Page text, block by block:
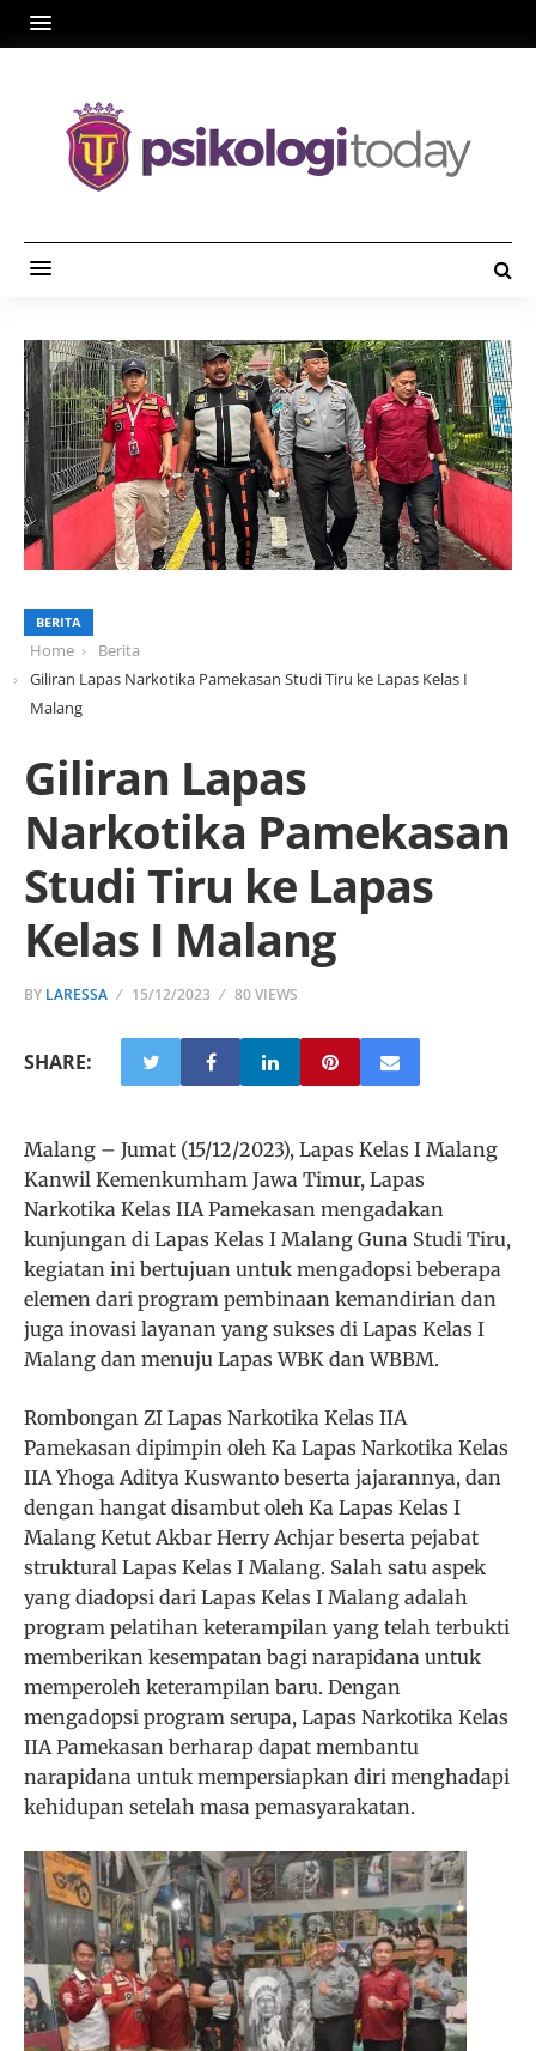
BERITA
Home
Berita
Giliran Lapas Narkotika Pamekasan Studi Tiru ke Lapas Kelas I
Malang
Giliran Lapas
Narkotika Pamekasan
Studi Tiru ke Lapas
Kelas I Malang
BY LARESSA 15/12/2023 80 VIEWS
SHARE:
Malang – Jumat (15/12/2023), Lapas Kelas I Malang
Kanwil Kemenkumham Jawa Timur, Lapas
Narkotika Kelas IIA Pamekasan mengadakan
kunjungan di Lapas Kelas I Malang Guna Studi Tiru,
kegiatan ini bertujuan untuk mengadopsi beberapa
elemen dari program pembinaan kemandirian dan
juga inovasi layanan yang sukses di Lapas Kelas I
Malang dan menuju Lapas WBK dan WBBM.
Rombongan ZI Lapas Narkotika Kelas IIA
Pamekasan dipimpin oleh Ka Lapas Narkotika Kelas
IIA Yhoga Aditya Kuswanto beserta jajarannya, dan
dengan hangat disambut oleh Ka Lapas Kelas I
Malang Ketut Akbar Herry Achjar beserta pejabat
struktural Lapas Kelas I Malang. Salah satu aspek
yang diadopsi dari Lapas Kelas I Malang adalah
program pelatihan keterampilan yang telah terbukti
memberikan kesempatan bagi narapidana untuk
memperoleh keterampilan baru. Dengan
mengadopsi program serupa, Lapas Narkotika Kelas
IIA Pamekasan berharap dapat membantu
narapidana untuk mempersiapkan diri menghadapi
kehidupan setelah masa pemasyarakatan.